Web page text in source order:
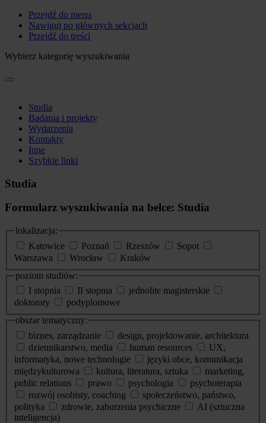
Przejdź do menu
Nawiguj po głównych sekcjach
Przejdź do treści
Wybierz kategorię wyszukiwania
Studia
Badania i projekty
Wydarzenia
Kontakty
Inne
Szybkie linki
Studia
Formularz wyszukiwania na belce: Studia
lokalizacja:
Katowice
Poznań Rzeszów
Sopot
Warszawa
Wrocław
Kraków
poziom studiów:
I stopnia
II stopnia
jednolite magisterskie
doktoraty
podyplomowe
obszar tematyczny:
biznes, zarządzanie
design, projektowanie, architektura
dziennikarstwo, media
human resources
UX,
informatyka, nowe technologie
języki obce, komunikacja
międzykulturowa
kultura, literatura, sztuka
marketing,
public relations
prawo psychologia
psychoterapia
rozwój osobisty, coaching
społeczeństwo, państwo,
polityka
zdrowie, zaburzenia psychiczne
AI (sztuczna
inteligencja)